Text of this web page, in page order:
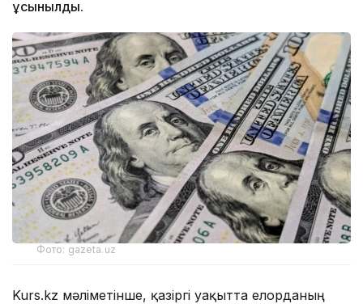
ұсынылды.
Фото: gazeta.uz
Kurs.kz мәліметінше, қазіргі уақытта елорданың